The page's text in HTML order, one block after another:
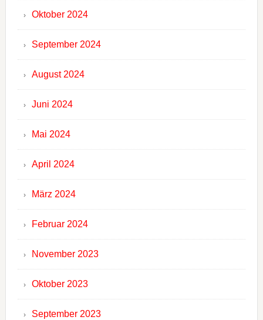
Oktober 2024
September 2024
August 2024
Juni 2024
Mai 2024
April 2024
März 2024
Februar 2024
November 2023
Oktober 2023
September 2023